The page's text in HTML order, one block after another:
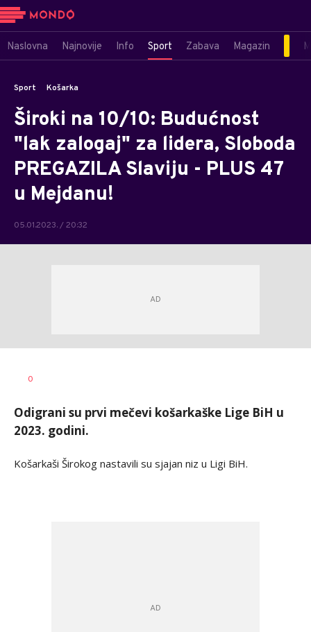
Naslovna Najnovije Info Sport Zabava Magazin
Sport Košarka
Široki na 10/10: Budućnost
"lak zalogaj" za lidera, Sloboda
PREGAZILA Slaviju - PLUS 47
u Mejdanu!
05.01.2023. / 20:32
AUTOR
0
Odigrani su prvi mečevi košarkaške Lige BiH u
2023. godini.
Košarkaši Širokog nastavili su sjajan niz u Ligi BiH.